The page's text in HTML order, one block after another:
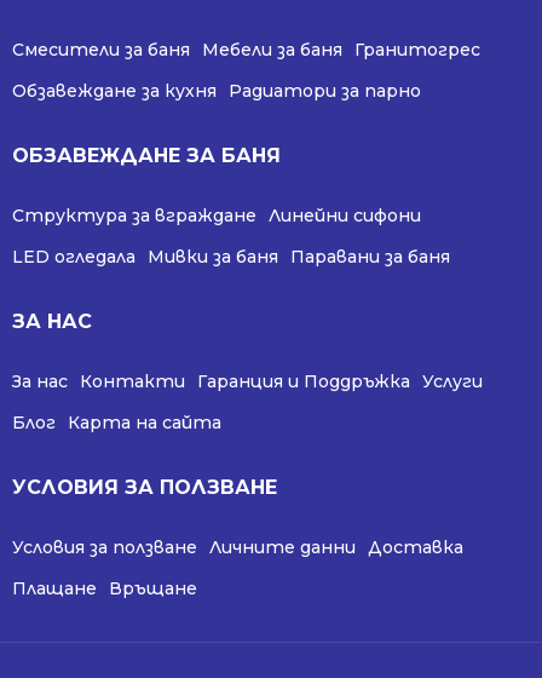
Смесители за баня Мебели за баня
Гранитогрес
Обзавеждане за кухня
Радиатори за парно
ОБЗАВЕЖДАНЕ ЗА БАНЯ
Структура за вграждане
Линейни сифони
LED огледала
Мивки за баня Паравани за баня
ЗА НАС
За нас Контакти Гаранция и Поддръжка
Услуги
Блог
Карта на сайта
УСЛОВИЯ ЗА ПОЛЗВАНЕ
Условия за ползване Личните данни
Доставка
Плащане
Връщане